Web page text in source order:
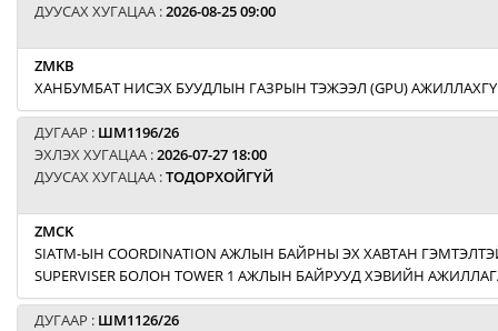
ДУУСАХ ХУГАЦАА :2026-08-25 09:00
ZMKB
ХАНБУМБАТ НИСЭХ БУУДЛЫН ГАЗРЫН ТЭЖЭЭЛ (GPU)
ДУГААР : ШМ1196/26
ЭХЛЭХ ХУГАЦАА :2026-07-27 18:00
ДУУСАХ ХУГАЦАА :ТОДОРХОЙГҮЙ
ZMCK
SIATM-ЫН COORDINATION АЖЛЫН БАЙРНЫ ЭХ ХАВТАН
SUPERVISER БОЛОН TOWER 1 АЖЛЫН БАЙРУУД ХЭВИЙН
ДУГААР : ШМ1126/26